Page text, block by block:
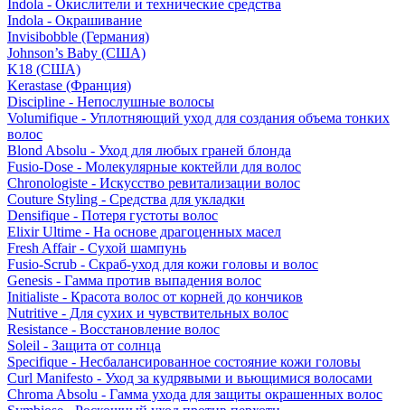
Indola - Окислители и технические средства
Indola - Окрашивание
Invisibobble (Германия)
Johnson’s Baby (США)
K18 (США)
Kerastase (Франция)
Discipline - Непослушные волосы
Volumifique - Уплотняющий уход для создания объема тонких
волос
Blond Absolu - Уход для любых граней блонда
Fusio-Dose - Молекулярные коктейли для волос
Chronologiste - Искусство ревитализации волос
Couture Styling - Средства для укладки
Densifique - Потеря густоты волос
Elixir Ultime - На основе драгоценных масел
Fresh Affair - Сухой шампунь
Fusio-Scrub - Скраб-уход для кожи головы и волос
Genesis - Гамма против выпадения волос
Initialiste - Красота волос от корней до кончиков
Nutritive - Для сухих и чувствительных волос
Resistance - Восстановление волос
Soleil - Защита от солнца
Specifique - Несбалансированное состояние кожи головы
Curl Manifesto - Уход за кудрявыми и вьющимися волосами
Chroma Absolu - Гамма ухода для защиты окрашенных волос